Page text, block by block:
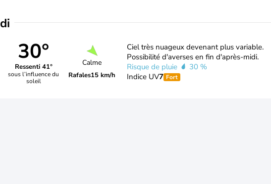
30°
Ressenti 41°
sous l’influence du
soleil
Calme
Rafales15 km/h
Ciel très nuageux devenant plus variable.
Possibilité d'averses en fin d'après-midi.
Risque de pluie
30 %
Indice UV7 Fort